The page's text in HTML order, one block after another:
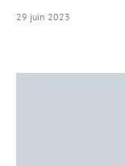
29 juin 2023